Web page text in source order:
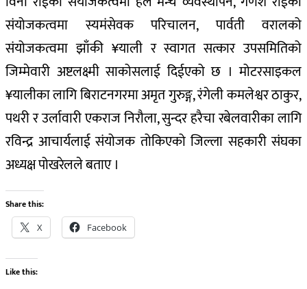
संयोजकत्वमा स्यमंसेवक परिचालन, पार्वती वरालको
संयोजकत्वमा झाँकी ¥याली र स्वागत सत्कार उपसमितिको
जिम्मेवारी अष्टलक्ष्मी साकोसलाई दिईएको छ । मोटरसाइकल
¥यालीका लागि बिराटनगरमा अमृत गुरुङ्ग, रंगेली कमलेश्वर ठाकुर,
पथरी र उर्लावारी एकराज निरौला, सुन्दर हरैचा रबेलवारीका लागि
रविन्द्र आचार्यलाई संयोजक तोकिएको जिल्ला सहकारी संघका
अध्यक्ष पोखरेलले बताए ।
Share this:
X Facebook
Like this: